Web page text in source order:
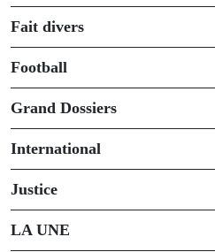
Fait divers
Football
Grand Dossiers
International
Justice
LA UNE